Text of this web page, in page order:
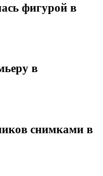
фигурой в
в
снимками в